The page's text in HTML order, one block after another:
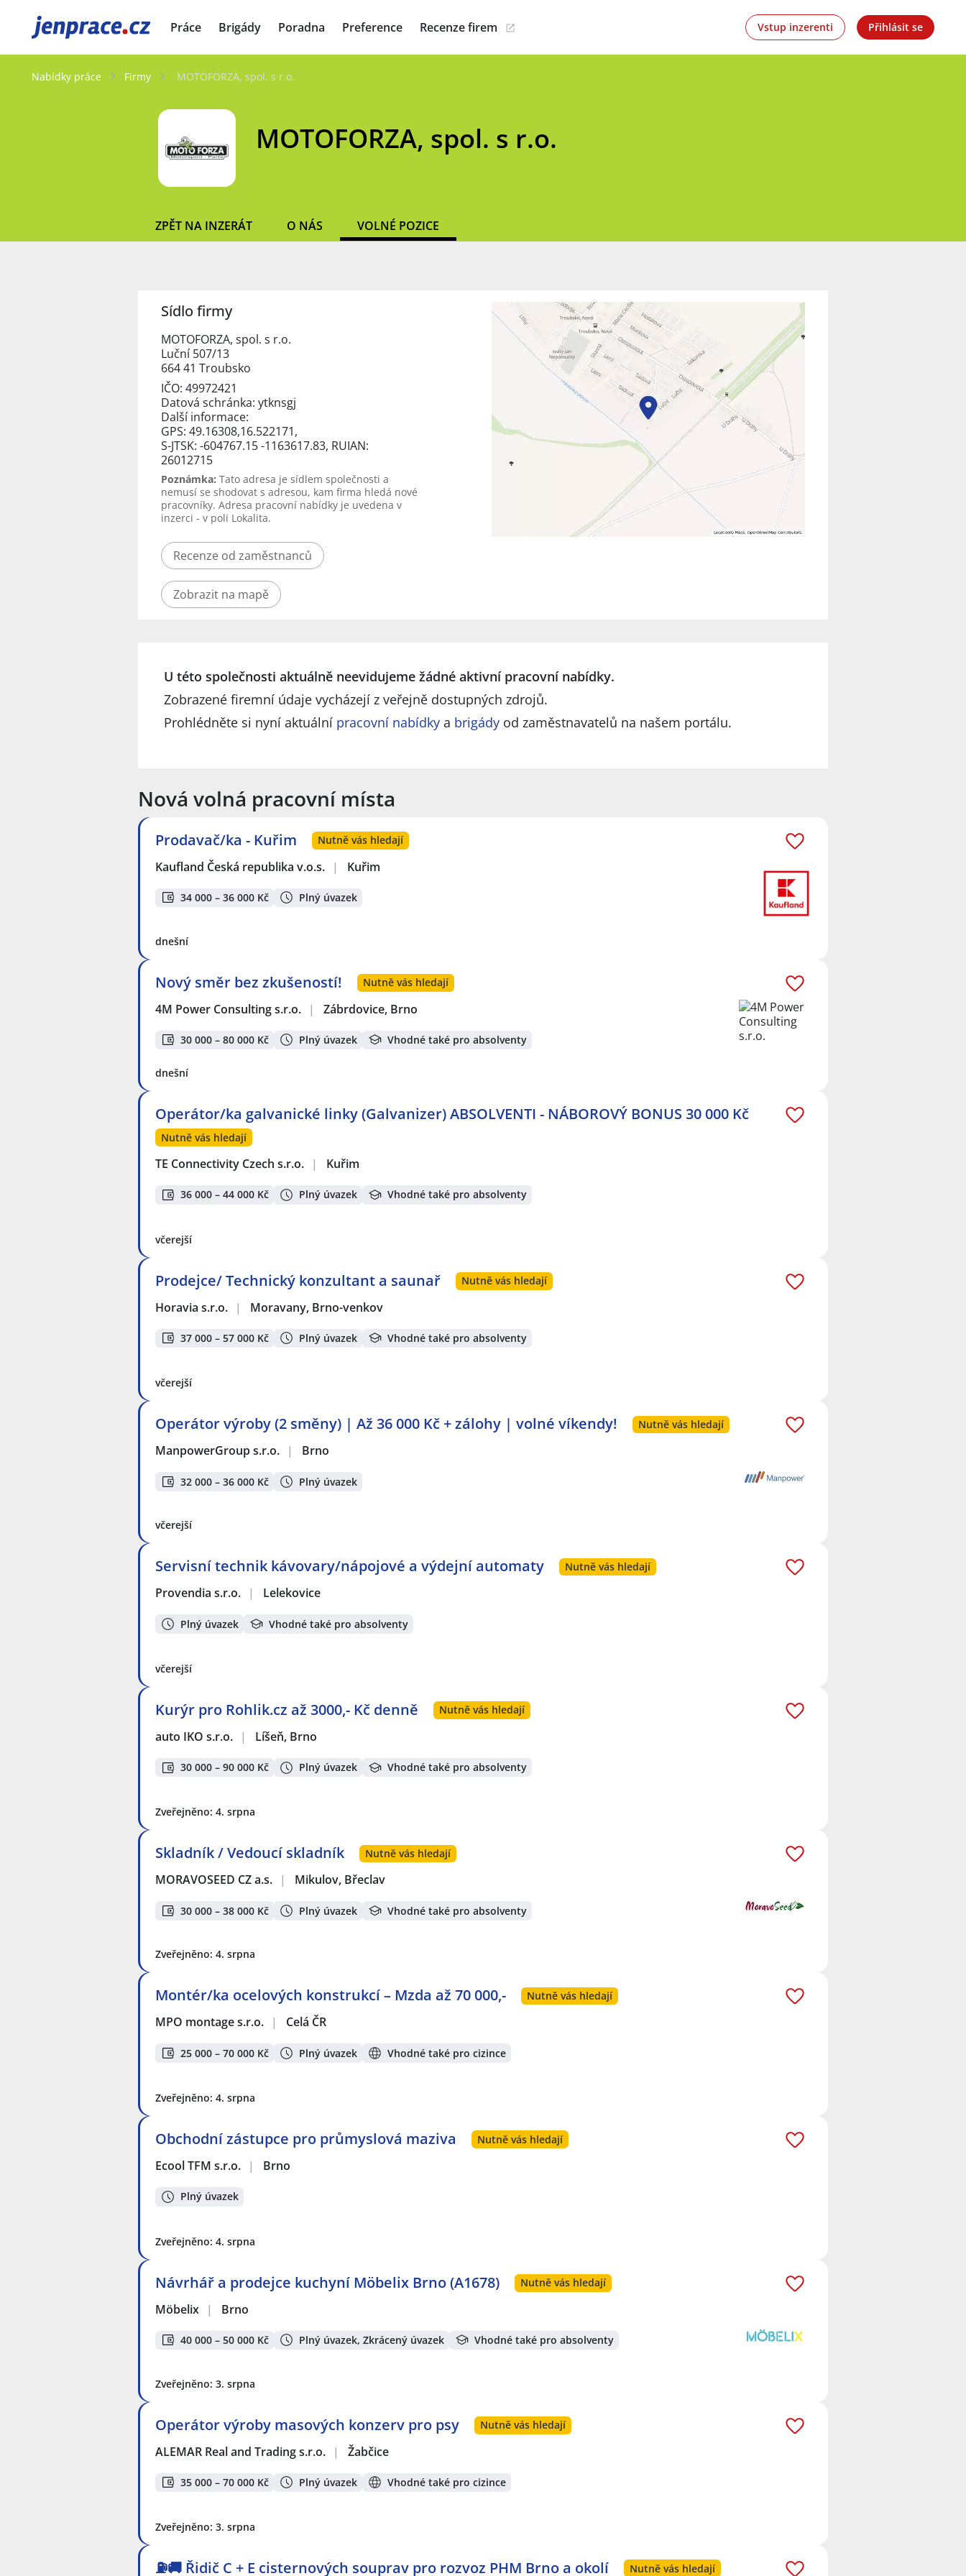
JenPráce.cz Práce Brigády Poradna Preference Recenze firem Vstup inzerenti Přihlásit se
Nabídky práce Firmy MOTOFORZA, spol. s r.o.
MOTOFORZA, spol. s r.o.
ZPĚT NA INZERÁT O NÁS VOLNÉ POZICE
Sídlo firmy
MOTOFORZA, spol. s r.o.
Luční 507/13
664 41 Troubsko
IČO: 49972421
Datová schránka: ytknsgj
Další informace:
GPS: 49.16308,16.522171,
S-JTSK: -604767.15 -1163617.83, RUIAN:
26012715
Poznámka: Tato adresa je sídlem společnosti a
nemusí se shodovat s adresou, kam firma hledá nové
pracovníky. Adresa pracovní nabídky je uvedena v
inzerci - v poli Lokalita.
Recenze od zaměstnanců
Zobrazit na mapě
U této společnosti aktuálně neevidujeme žádné aktivní pracovní nabídky.
Zobrazené firemní údaje vycházejí z veřejně dostupných zdrojů.
Prohlédněte si nyní aktuální pracovní nabídky a brigády od zaměstnavatelů na našem portálu.
Nová volná pracovní místa
Prodavač/ka - Kuřim Nutně vás hledají
Kaufland Česká republika v.o.s. | Kuřim
34 000 – 36 000 Kč Plný úvazek
dnešní
Nový směr bez zkušeností! Nutně vás hledají
4M Power Consulting s.r.o. | Zábrdovice, Brno
30 000 – 80 000 Kč Plný úvazek Vhodné také pro absolventy
dnešní
Operátor/ka galvanické linky (Galvanizer) ABSOLVENTI - NÁBOROVÝ BONUS 30 000 Kč
Nutně vás hledají
TE Connectivity Czech s.r.o. | Kuřim
36 000 – 44 000 Kč Plný úvazek Vhodné také pro absolventy
včerejší
Prodejce/ Technický konzultant a saunař Nutně vás hledají
Horavia s.r.o. | Moravany, Brno-venkov
37 000 – 57 000 Kč Plný úvazek Vhodné také pro absolventy
včerejší
Operátor výroby (2 směny) | Až 36 000 Kč + zálohy | volné víkendy! Nutně vás hledají
ManpowerGroup s.r.o. | Brno
32 000 – 36 000 Kč Plný úvazek
včerejší
Servisní technik kávovary/nápojové a výdejní automaty Nutně vás hledají
Provendia s.r.o. | Lelekovice
Plný úvazek Vhodné také pro absolventy
včerejší
Kurýr pro Rohlik.cz až 3000,- Kč denně Nutně vás hledají
auto IKO s.r.o. | Líšeň, Brno
30 000 – 90 000 Kč Plný úvazek Vhodné také pro absolventy
Zveřejněno: 4. srpna
Skladník / Vedoucí skladník Nutně vás hledají
MORAVOSEED CZ a.s. | Mikulov, Břeclav
30 000 – 38 000 Kč Plný úvazek Vhodné také pro absolventy
Zveřejněno: 4. srpna
Montér/ka ocelových konstrukcí – Mzda až 70 000,- Nutně vás hledají
MPO montage s.r.o. | Celá ČR
25 000 – 70 000 Kč Plný úvazek Vhodné také pro cizince
Zveřejněno: 4. srpna
Obchodní zástupce pro průmyslová maziva Nutně vás hledají
Ecool TFM s.r.o. | Brno
Plný úvazek
Zveřejněno: 4. srpna
Návrhář a prodejce kuchyní Möbelix Brno (A1678) Nutně vás hledají
Möbelix | Brno
40 000 – 50 000 Kč Plný úvazek, Zkrácený úvazek Vhodné také pro absolventy
Zveřejněno: 3. srpna
Operátor výroby masových konzerv pro psy Nutně vás hledají
ALEMAR Real and Trading s.r.o. | Žabčice
35 000 – 70 000 Kč Plný úvazek Vhodné také pro cizince
Zveřejněno: 3. srpna
⛽🚚 Řidič C + E cisternových souprav pro rozvoz PHM Brno a okolí Nutně vás hledají